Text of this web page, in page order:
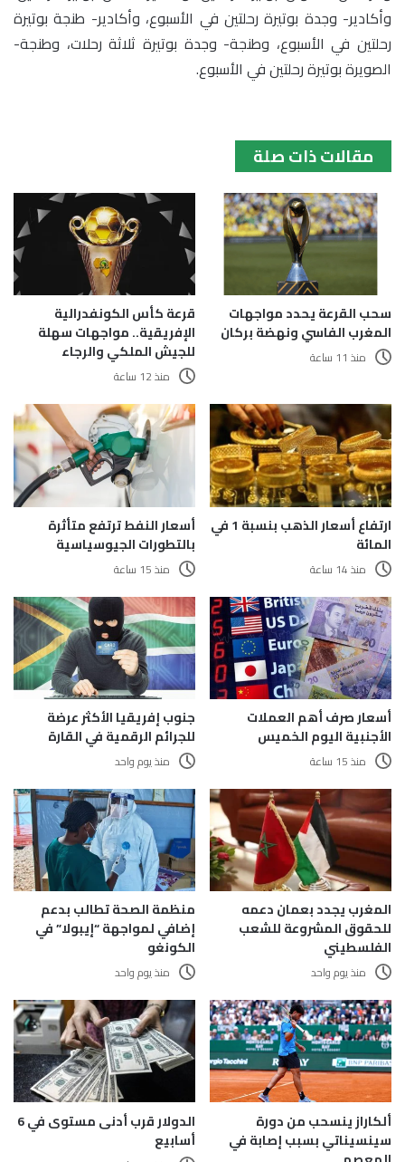
وأكادير- وجدة بوتيرة رحلتين في الأسبوع، وأكادير- طنجة بوتيرة
رحلتين في الأسبوع، وطنجة- وجدة بوتيرة ثلاثة رحلات، وطنجة-
الصويرة بوتيرة رحلتين في الأسبوع.
مقالات ذات صلة
سحب القرعة يحدد مواجهات
المغرب الفاسي ونهضة بركان
منذ 11 ساعة
قرعة كأس الكونفدرالية
الإفريقية.. مواجهات سهلة
للجيش الملكي والرجاء
منذ 12 ساعة
ارتفاع أسعار الذهب بنسبة 1 في
المائة
منذ 14 ساعة
أسعار النفط ترتفع متأثرة
بالتطورات الجيوسياسية
منذ 15 ساعة
أسعار صرف أهم العملات
الأجنبية اليوم الخميس
منذ 15 ساعة
جنوب إفريقيا الأكثر عرضة
للجرائم الرقمية في القارة
منذ يوم واحد
المغرب يجدد بعمان دعمه
للحقوق المشروعة للشعب
الفلسطيني
منذ يوم واحد
منظمة الصحة تطالب بدعم
إضافي لمواجهة “إيبولا” في
الكونغو
منذ يوم واحد
ألكاراز ينسحب من دورة
سينسيناتي بسبب إصابة في
الدولار قرب أدنى مستوى في 6
أسابيع